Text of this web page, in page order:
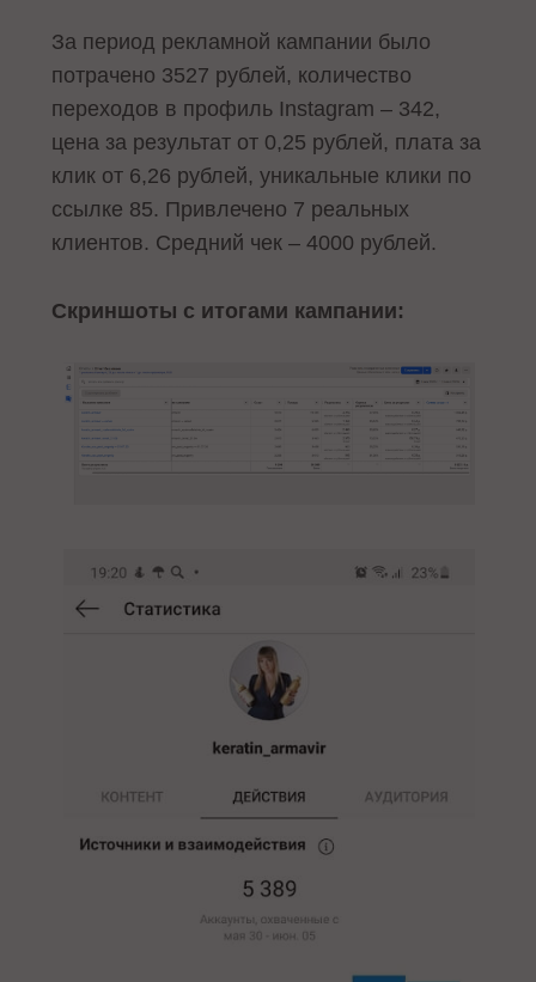
За период рекламной кампании было
потрачено 3527 рублей, количество
переходов в профиль Instagram – 342,
цена за результат от 0,25 рублей, плата за
клик от 6,26 рублей, уникальные клики по
ссылке 85. Привлечено 7 реальных
клиентов. Средний чек – 4000 рублей.
Скриншоты с итогами кампании: